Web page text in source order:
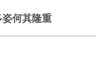
姿何其隆重